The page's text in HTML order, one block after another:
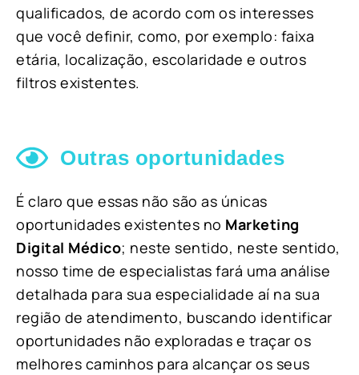
qualificados, de acordo com os interesses
que você definir, como, por exemplo: faixa
etária, localização, escolaridade e outros
filtros existentes.
Outras oportunidades
É claro que essas não são as únicas
oportunidades existentes no Marketing
Digital Médico; neste sentido, neste sentido,
nosso time de especialistas fará uma análise
detalhada para sua especialidade aí na sua
região de atendimento, buscando identificar
oportunidades não exploradas e traçar os
melhores caminhos para alcançar os seus